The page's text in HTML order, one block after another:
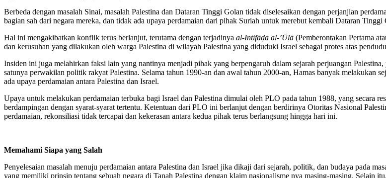
Berbeda dengan masalah Sinai, masalah Palestina dan Dataran Tinggi Golan tidak diselesaikan dengan perjanjian
bagian sah dari negara mereka, dan tidak ada upaya perdamaian dari pihak Suriah untuk merebut kembali Dataran Tinggi
Hal ini mengakibatkan konflik terus berlanjut, terutama dengan terjadinya al-Intifāḍa al-’Ūlā (Pemberontakan Pertama
dan kerusuhan yang dilakukan oleh warga Palestina di wilayah Palestina yang diduduki Israel sebagai protes atas
Insiden ini juga melahirkan faksi lain yang nantinya menjadi pihak yang berpengaruh dalam sejarah perjuangan
satunya perwakilan politik rakyat Palestina. Selama tahun 1990-an dan awal tahun 2000-an, Hamas banyak melakukan
ada upaya perdamaian antara Palestina dan Israel.
Upaya untuk melakukan perdamaian terbuka bagi Israel dan Palestina dimulai oleh PLO pada tahun 1988, yang secara
berdampingan dengan syarat-syarat tertentu. Ketentuan dari PLO ini berlanjut dengan berdirinya Otoritas Nasional
perdamaian, rekonsiliasi tidak tercapai dan kekerasan antara kedua pihak terus berlangsung hingga hari ini.
Memahami Siapa yang Salah
Penyelesaian masalah menuju perdamaian antara Palestina dan Israel jika dikaji dari sejarah, politik, dan budaya pada
yang memiliki prinsip tentang sebuah negara di Tanah Palestina dengan klaim nasionalisme nya masing-masing. Selain